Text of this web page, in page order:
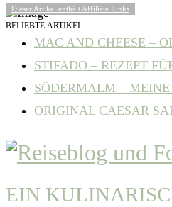
BELIEBTE ARTIKEL
MAC AND CHEESE –
STIFADO – REZEPT
SÖDERMALM –
ORIGINAL CAESAR
EIN
Dieser Artikel enthält Affiliate Links